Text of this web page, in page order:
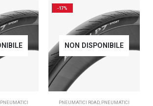
PNEUMATICI
-17%
NON DISPONIBILE
PNEUMATICI ROAD PNEUMATICI